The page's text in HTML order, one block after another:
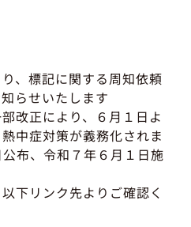
▼
▼
、標記に関する周知依頼
らせいたします
改正により、６月１日よ
中症対策が義務化されま
布、令和７年６月１日施
下リンク先よりご確認く